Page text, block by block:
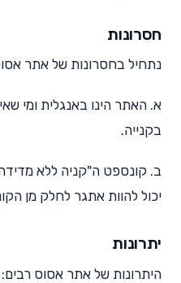
חסרונות
נתחיל בחסרונות של אתר
א. האתר הינו באנגלית ומי
בקנייה.
ב. קונספט ה"קניה ללא
יכול להוות אתגר לחלק מן
יתרונות
היתרונות של אתר אסוס רבים: